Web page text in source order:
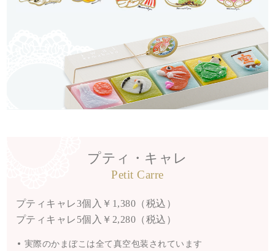
プティ・キャレ
Petit Carre
プティキャレ3個入 ￥1,380（税込）
プティキャレ5個入 ￥2,280（税込）
実際のかまぼこは全て真空包装されています